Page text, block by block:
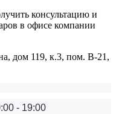
консультацию и
в офисе компании
дом 119, к.3, пом. В-21,
- 19:00